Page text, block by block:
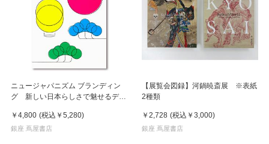
ニュージャパニズム ブランディン
グ 新しい日本らしさで魅せるデザ
￥4,800 (税込 ￥5,280)
銀座 蔦屋書店
【展覧会図録】河鍋暁斎展 ※表紙
2種類
￥2,728 (税込 ￥3,000)
銀座 蔦屋書店